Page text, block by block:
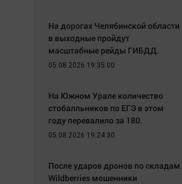
На дорогах Челябинской области
в выходные пройдут
масштабные рейды ГИБДД.
05.08.2026 19:35:00
На Южном Урале количество
стобалльников по ЕГЭ в этом
году перевалило за 180.
05.08.2026 19:24:30
После ударов дронов по складам
Wildberries мошенники